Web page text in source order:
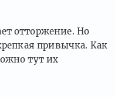
отторжение. Но
привычка. Как
тут их